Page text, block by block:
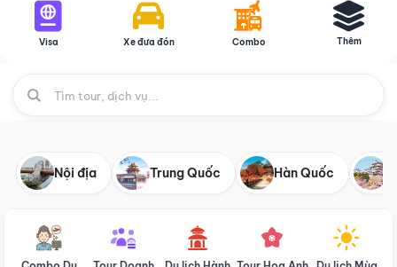
Visa Xe đưa đón Combo Thêm
Nội địa Trung Quốc Hàn Quốc